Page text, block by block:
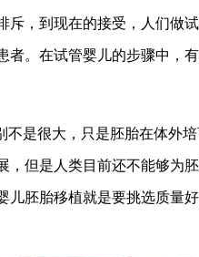
斥，到现在的接受，人们做
者。在试管婴儿的步骤中，
是很大，只是胚胎在体外
，但是人类目前还不能够为
儿胚胎移植就是要挑选质量